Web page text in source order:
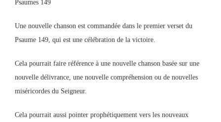
Psaumes 149
Une nouvelle chanson est commandée dans le premier verset du
Psaume 149, qui est une célébration de la victoire.
Cela pourrait faire référence à une nouvelle chanson basée sur une
nouvelle délivrance, une nouvelle compréhension ou de nouvelles
miséricordes du Seigneur.
Cela pourrait aussi pointer prophétiquement vers les nouveaux